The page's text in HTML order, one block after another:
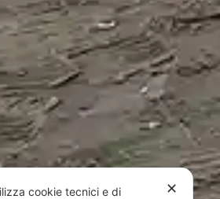
Sicuri
è un brand Intent di Federico
P.Iva 01917920678
Tortoreto TE | REA TE-168019 |
| Pec: federicoandrenacci@pec.it
✕
cookie tecnici e di